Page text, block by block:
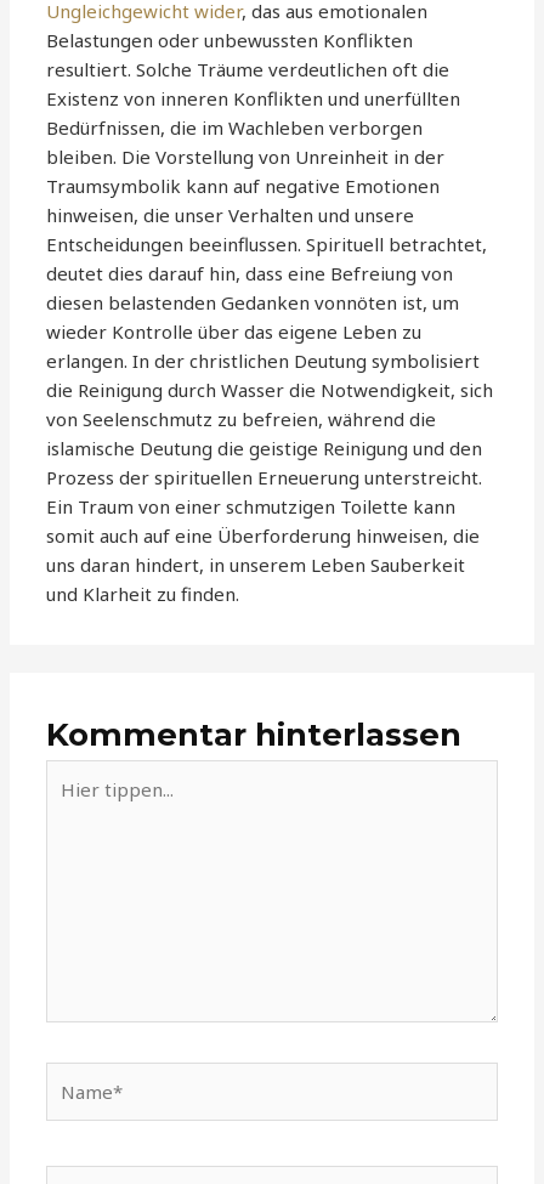
Ungleichgewicht wider, das aus emotionalen
Belastungen oder unbewussten Konflikten
resultiert. Solche Träume verdeutlichen oft die
Existenz von inneren Konflikten und unerfüllten
Bedürfnissen, die im Wachleben verborgen
bleiben. Die Vorstellung von Unreinheit in der
Traumsymbolik kann auf negative Emotionen
hinweisen, die unser Verhalten und unsere
Entscheidungen beeinflussen. Spirituell betrachtet,
deutet dies darauf hin, dass eine Befreiung von
diesen belastenden Gedanken vonnöten ist, um
wieder Kontrolle über das eigene Leben zu
erlangen. In der christlichen Deutung symbolisiert
die Reinigung durch Wasser die Notwendigkeit, sich
von Seelenschmutz zu befreien, während die
islamische Deutung die geistige Reinigung und den
Prozess der spirituellen Erneuerung unterstreicht.
Ein Traum von einer schmutzigen Toilette kann
somit auch auf eine Überforderung hinweisen, die
uns daran hindert, in unserem Leben Sauberkeit
und Klarheit zu finden.
Kommentar hinterlassen
tippen...